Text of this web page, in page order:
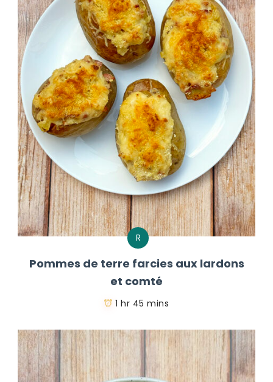
R
Pommes de terre farcies aux lardons
et comté
1 hr 45 mins